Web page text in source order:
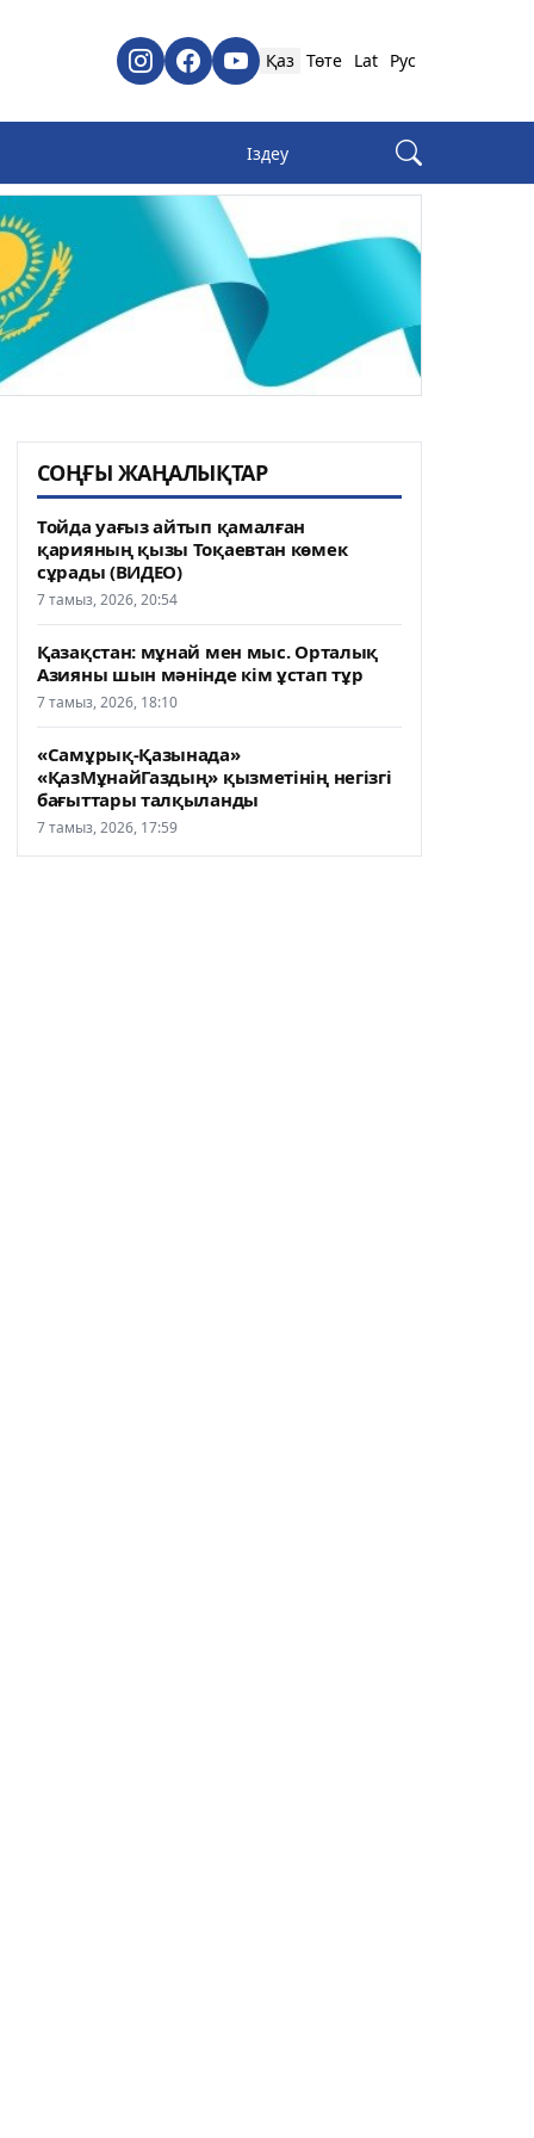
Қаз Төте Lat Рус
СОҢҒЫ ЖАҢАЛЫҚТАР
Тойда уағыз айтып қамалған
қарияның қызы Тоқаевтан көмек
сұрады (ВИДЕО)
7 тамыз, 2026, 20:54
Қазақстан: мұнай мен мыс. Орталық
Азияны шын мәнінде кім ұстап тұр
7 тамыз, 2026, 18:10
«Самұрық-Қазынада»
«ҚазМұнайГаздың» қызметінің негізгі
бағыттары талқыланды
7 тамыз, 2026, 17:59